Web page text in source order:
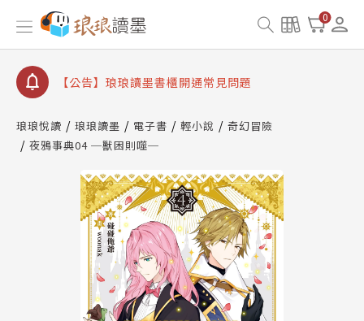
0
【公告】因 Readmoo 讀墨系統維護中，本站同步暫
停部分閱讀服務
【公告】琅琅讀墨數位閱讀資產合併與書櫃開通申請
【公告】琅琅讀墨書櫃開通常見問題
請圖文教學
【公告】琅琅書店服務升級重要說明及資產合併結果
查詢
【公告】因 Readmoo 讀墨系統維護中，本站同步暫
停部分閱讀服務
琅琅悅讀 琅琅讀墨 電子書 輕小說
奇幻冒險
夜鴉事典04 ─獸困則噬─